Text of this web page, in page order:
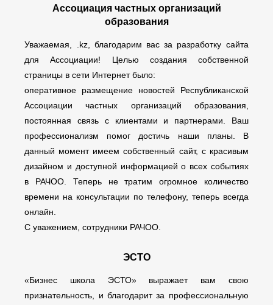
Ассоциация частных организаций
образования
Уважаемая, .kz, благодарим вас за разработку сайта
для Ассоциации! Целью создания собственной
страницы в сети Интернет было:
оперативное размещение новостей Республиканской
Ассоциации частных организаций образования,
постоянная связь с клиентами и партнерами. Ваш
профессионализм помог достичь наши планы. В
данный момент имеем собственный сайт, с красивым
дизайном и доступной информацией о всех событиях
в РАЧОО. Теперь не тратим огромное количество
времени на консультации по телефону, теперь всегда
онлайн.
С уважением, сотрудники РАЧОО.
ЭСТО
«Бизнес школа ЭСТО» выражает вам свою
признательность, и благодарит за профессиональную